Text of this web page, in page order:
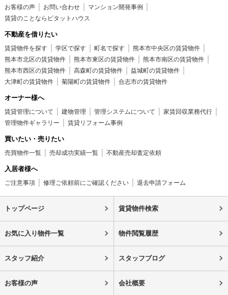
お客様の声
お問い合わせ
マンション開発事例
賃貸のことならピタットハウス
不動産を借りたい
賃貸物件を探す 学区で探す 町名で探す
熊本市中央区の賃貸物件
熊本市北区の賃貸物件
熊本市東区の賃貸物件
熊本市南区の賃貸物件
熊本市西区の賃貸物件
高森町の賃貸物件
益城町の賃貸物件
大津町の賃貸物件
菊陽町の賃貸物件 合志市の賃貸物件
オーナー様へ
賃貸管理について 建物管理 管理システムについて
家賃回収業務代行
管理物件ギャラリー
賃貸リフォーム事例
買いたい・売りたい
売買物件一覧 売却成功実績一覧 不動産売却査定依頼
入居者様へ
ご注意事項 修理ご依頼前にご確認ください 退去申請フォーム
トップページ 賃貸物件検索
お気に入り物件一覧 物件閲覧履歴
スタッフ紹介 スタッフブログ
お客様の声 会社概要